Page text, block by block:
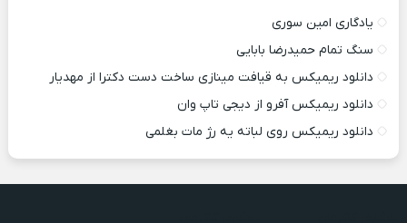
یادگاری امین سوری
سنگ تمام حمیدرضا بابایی
دانلود ریمیکس به قیافت مینازی ساخت دست دکترا از مهدیار
دانلود ریمیکس آفرو از ديجی تاپ وان
دانلود ریمیکس روی لباته یه رژ مات بغلمی